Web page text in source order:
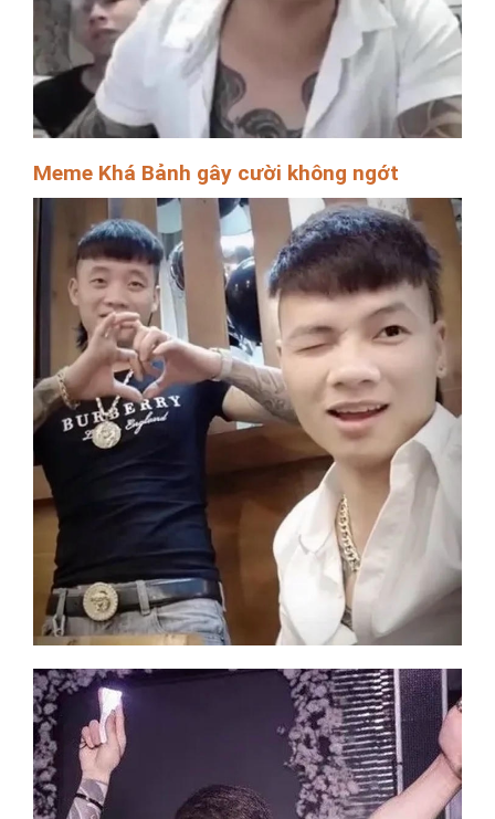
Meme Khá Bảnh gây cười không ngớt